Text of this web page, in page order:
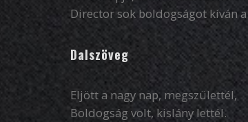
Director sok boldogságot kíván
Dalszöveg
Eljött a nagy nap, megszülettél,
Boldogság volt, kislány lettél.